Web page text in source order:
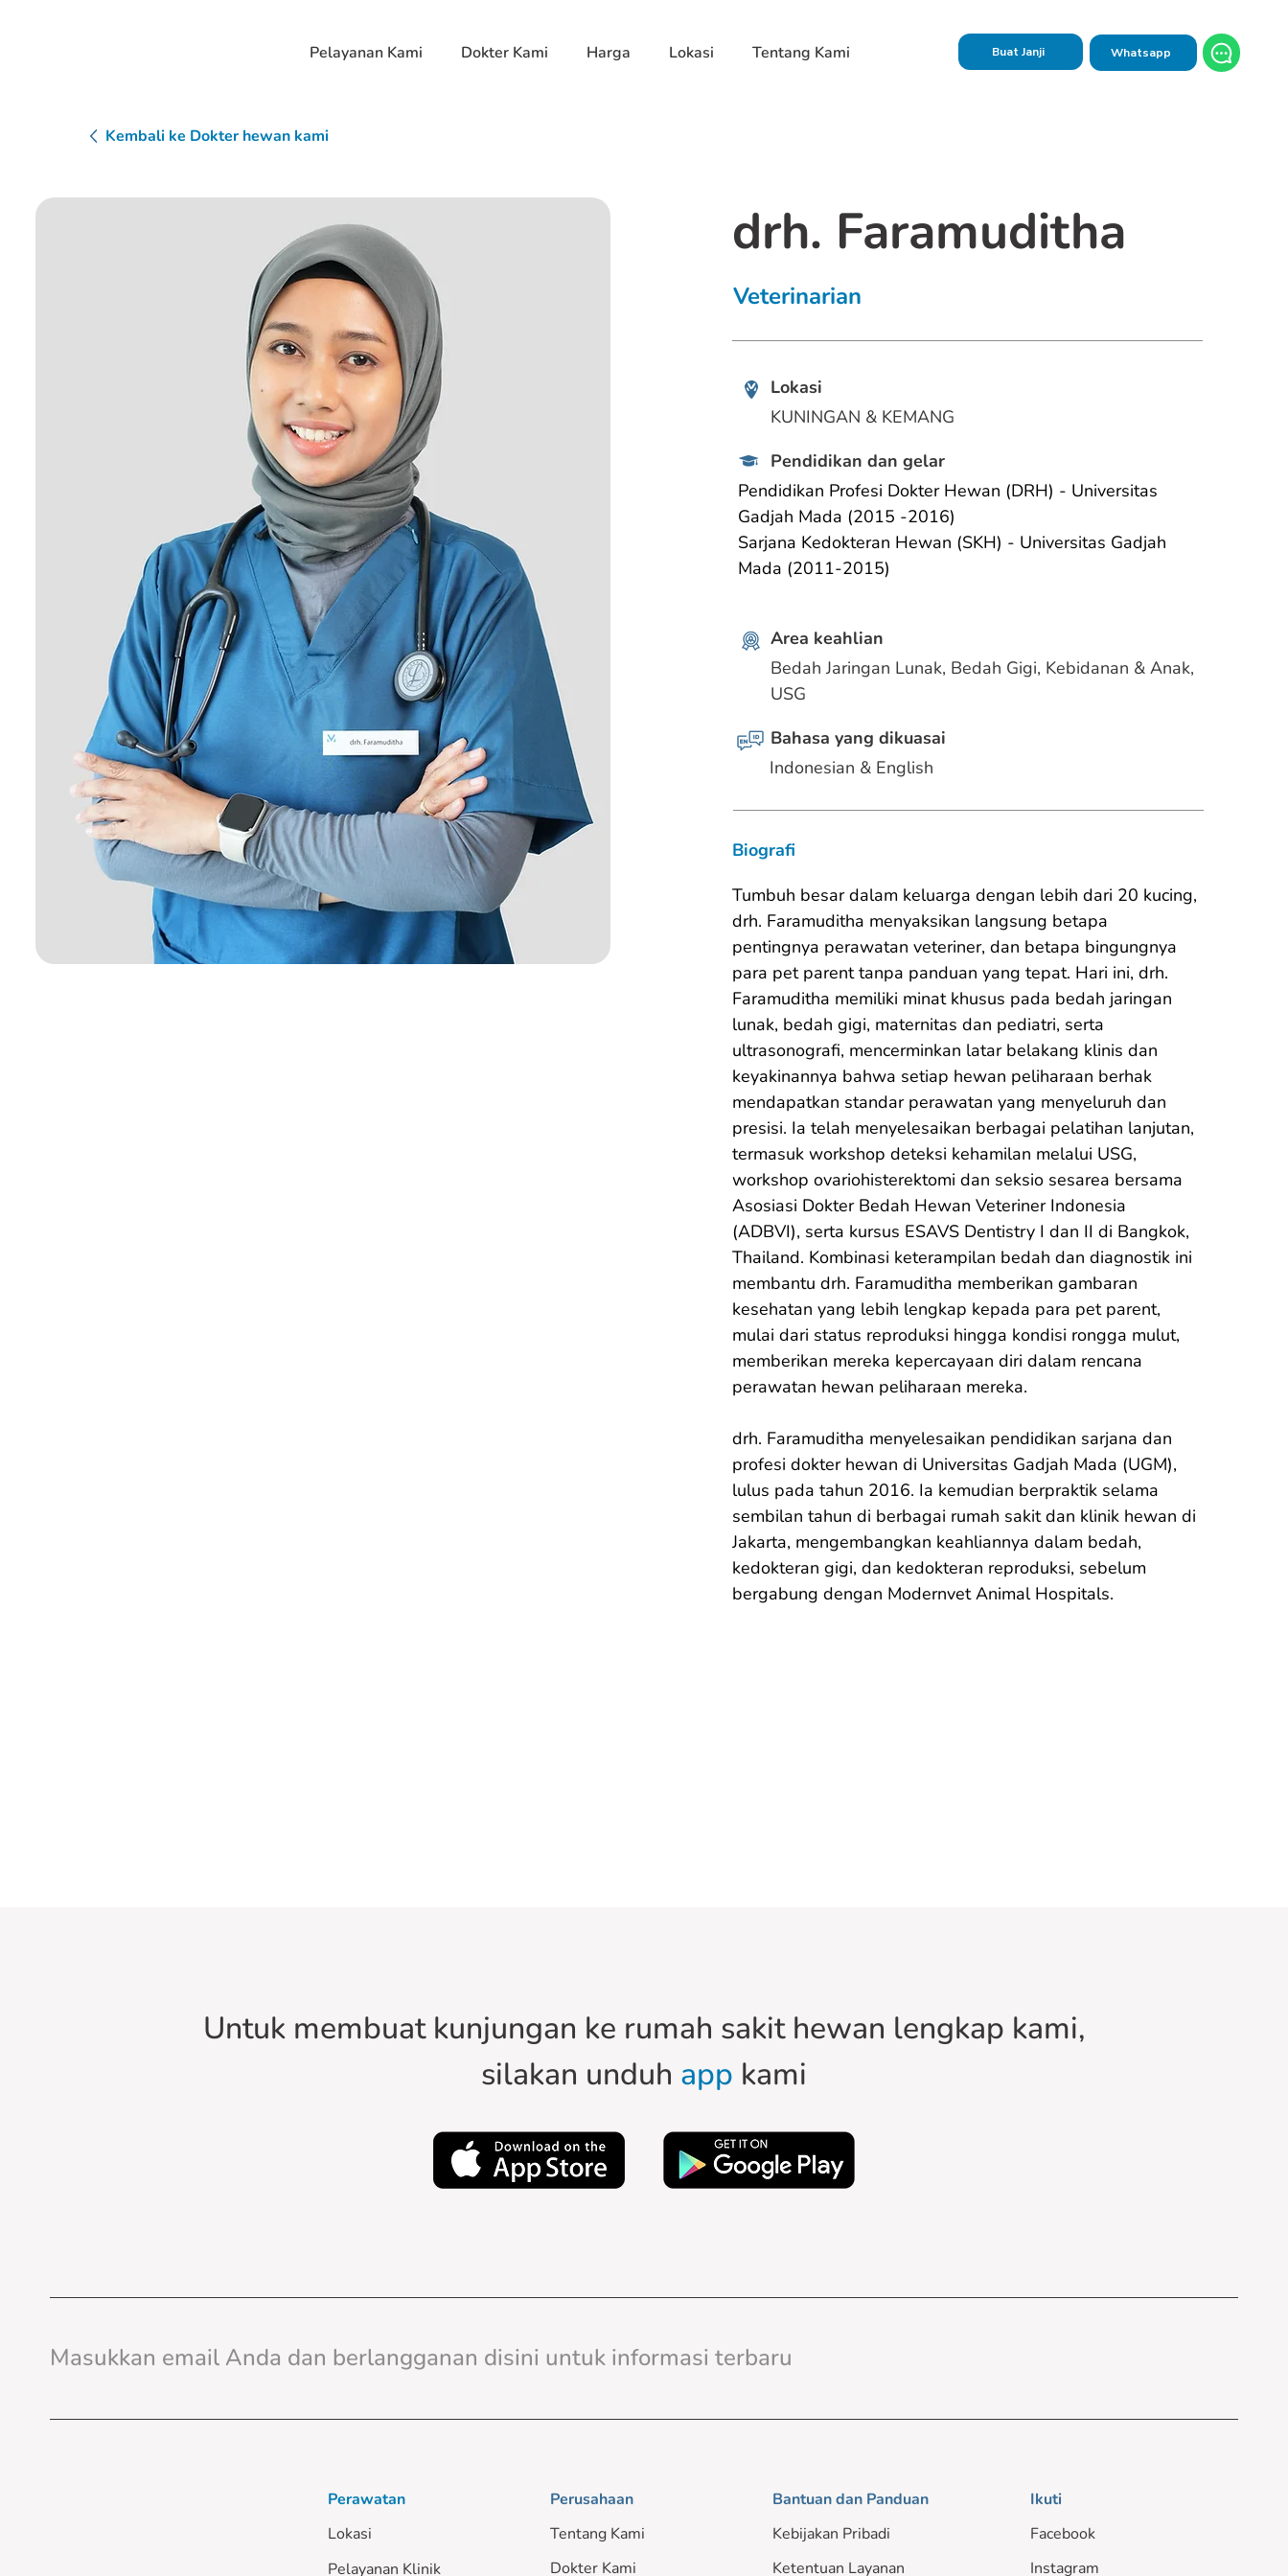
Pelayanan Kami Dokter Kami Harga Lokasi Tentang Kami Buat Janji Whatsapp
Kembali ke Dokter hewan kami
drh. Faramuditha
Veterinarian
Lokasi
KUNINGAN & KEMANG
Pendidikan dan gelar
Pendidikan Profesi Dokter Hewan (DRH) - Universitas
Gadjah Mada (2015 -2016)
Sarjana Kedokteran Hewan (SKH) - Universitas Gadjah
Mada (2011-2015)
Area keahlian
Bedah Jaringan Lunak, Bedah Gigi, Kebidanan & Anak,
USG
Bahasa yang dikuasai
Indonesian & English
Biografi
Tumbuh besar dalam keluarga dengan lebih dari 20 kucing,
drh. Faramuditha menyaksikan langsung betapa
pentingnya perawatan veteriner, dan betapa bingungnya
para pet parent tanpa panduan yang tepat. Hari ini, drh.
Faramuditha memiliki minat khusus pada bedah jaringan
lunak, bedah gigi, maternitas dan pediatri, serta
ultrasonografi, mencerminkan latar belakang klinis dan
keyakinannya bahwa setiap hewan peliharaan berhak
mendapatkan standar perawatan yang menyeluruh dan
presisi. Ia telah menyelesaikan berbagai pelatihan lanjutan,
termasuk workshop deteksi kehamilan melalui USG,
workshop ovariohisterektomi dan seksio sesarea bersama
Asosiasi Dokter Bedah Hewan Veteriner Indonesia
(ADBVI), serta kursus ESAVS Dentistry I dan II di Bangkok,
Thailand. Kombinasi keterampilan bedah dan diagnostik ini
membantu drh. Faramuditha memberikan gambaran
kesehatan yang lebih lengkap kepada para pet parent,
mulai dari status reproduksi hingga kondisi rongga mulut,
memberikan mereka kepercayaan diri dalam rencana
perawatan hewan peliharaan mereka.
drh. Faramuditha menyelesaikan pendidikan sarjana dan
profesi dokter hewan di Universitas Gadjah Mada (UGM),
lulus pada tahun 2016. Ia kemudian berpraktik selama
sembilan tahun di berbagai rumah sakit dan klinik hewan di
Jakarta, mengembangkan keahliannya dalam bedah,
kedokteran gigi, dan kedokteran reproduksi, sebelum
bergabung dengan Modernvet Animal Hospitals.
Untuk membuat kunjungan ke rumah sakit hewan lengkap kami,
silakan unduh app kami
Perawatan
Lokasi
Pelayanan Klinik
Perusahaan
Tentang Kami
Dokter Kami
Bantuan dan Panduan
Kebijakan Pribadi
Ketentuan Layanan
Ikuti
Facebook
Instagram